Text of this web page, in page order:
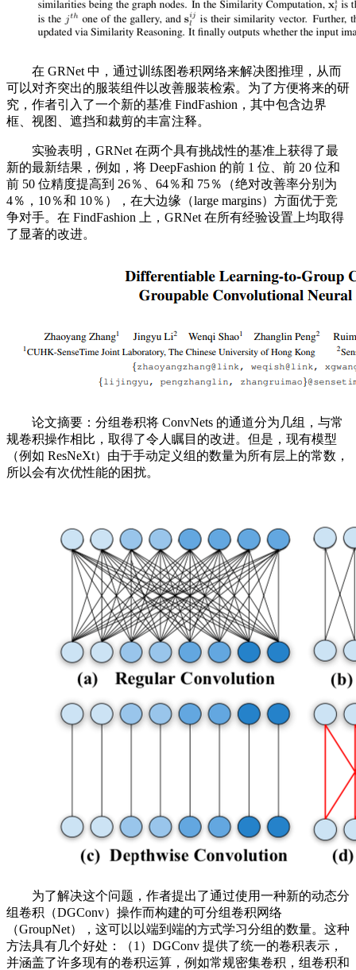
在 GRNet 中，通过训练图卷积网络来解决图推理，从而
可以对齐突出的服装组件以改善服装检索。为了方便将来的研
究，作者引入了一个新的基准 FindFashion，其中包含边界
框、视图、遮挡和裁剪的丰富注释。
实验表明，GRNet 在两个具有挑战性的基准上获得了最
新的最新结果，例如，将 DeepFashion 的前 1 位、前 20 位和
前 50 位精度提高到 26％、64％和 75％（绝对改善率分别为
4％，10％和 10％），在大边缘（large margins）方面优于竞
争对手。在 FindFashion 上，GRNet 在所有经验设置上均取得
了显著的改进。
论文摘要：分组卷积将 ConvNets 的通道分为几组，与常
规卷积操作相比，取得了令人瞩目的改进。但是，现有模型
（例如 ResNeXt）由于手动定义组的数量为所有层上的常数，
所以会有次优性能的困扰。
为了解决这个问题，作者提出了通过使用一种新的动态分
组卷积（DGConv）操作而构建的可分组卷积网络
（GroupNet），这可以以端到端的方式学习分组的数量。这种
方法具有几个好处：（1）DGConv 提供了统一的卷积表示，
并涵盖了许多现有的卷积运算，例如常规密集卷积，组卷积和